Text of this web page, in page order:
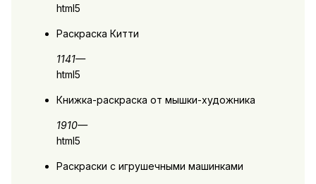
html5
Раскраска Китти
1141—
html5
Книжка-раскраска от мышки-художника
1910—
html5
Раскраски с игрушечными машинками